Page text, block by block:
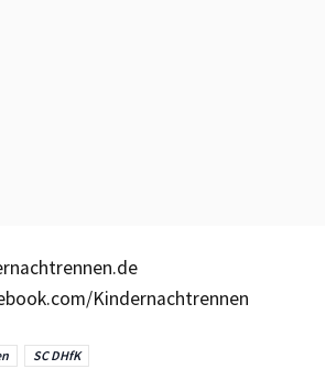
Kindernachtrennen
SC DHfK